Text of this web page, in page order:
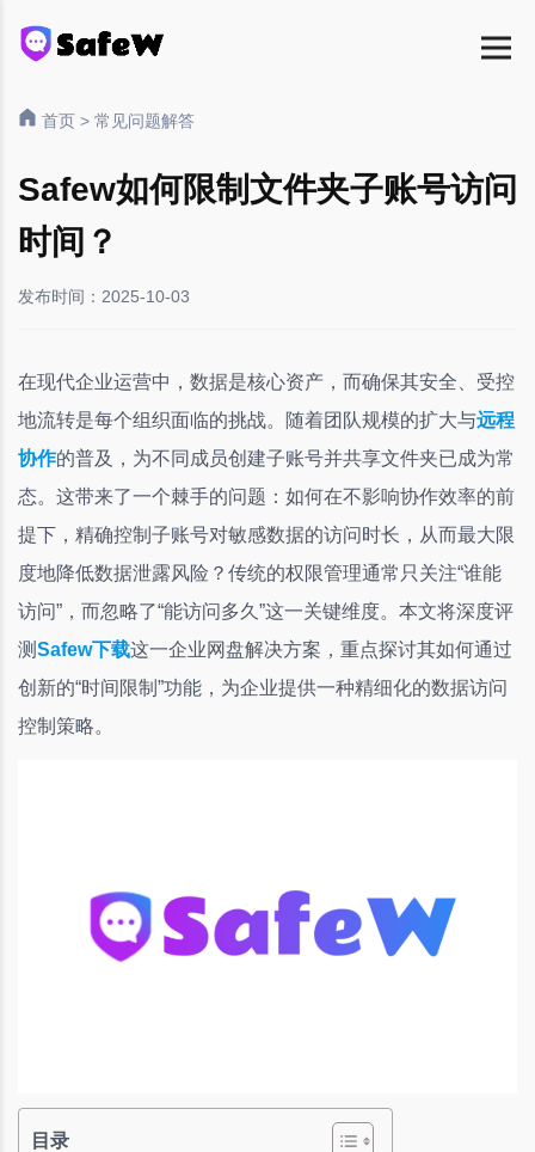
首页 > 常见问题解答
Safew如何限制文件夹子账号访问
时间？
发布时间：2025-10-03
在现代企业运营中，数据是核心资产，而确保其安全、受控
地流转是每个组织面临的挑战。随着团队规模的扩大与远程
协作的普及，为不同成员创建子账号并共享文件夹已成为常
态。这带来了一个棘手的问题：如何在不影响协作效率的前
提下，精确控制子账号对敏感数据的访问时长，从而最大限
度地降低数据泄露风险？传统的权限管理通常只关注“谁能
访问”，而忽略了“能访问多久”这一关键维度。本文将深度评
测Safew下载这一企业网盘解决方案，重点探讨其如何通过
创新的“时间限制”功能，为企业提供一种精细化的数据访问
控制策略。
目录